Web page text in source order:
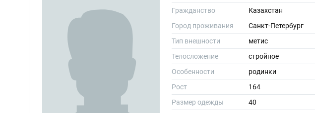
Гражданство
Казахстан
Город проживания
Санкт-Петербург
Тип внешности
метис
Телосложение
стройное
Особенности
родинки
Рост
164
Размер одежды
40